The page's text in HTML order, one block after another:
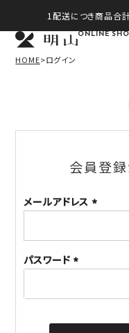
1配送につき商品合
ONLINE
HOME ログイン
会員登
メールアドレス
須)
パスワード
須)